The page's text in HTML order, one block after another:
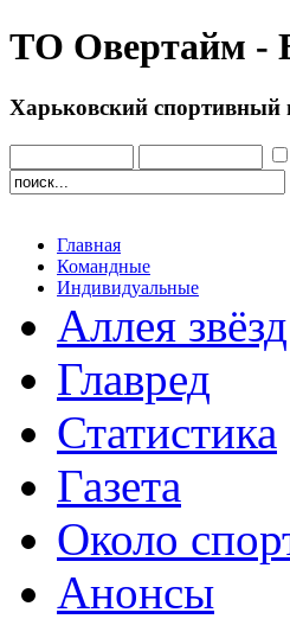
ТО Овертайм -
Харьковский спортивный
Главная
Командные
Индивидуальные
Аллея звёзд
Главред
Статистика
Газета
Около
Анонсы